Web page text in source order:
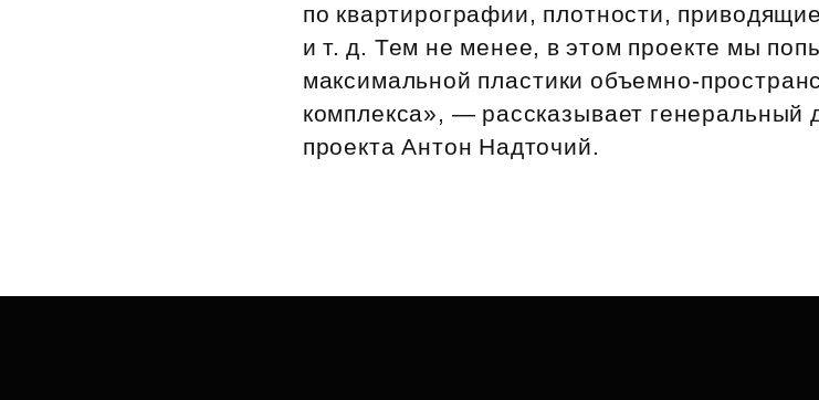
по квартирографии, плотности,
и т. д. Тем не менее, в этом проекте мы
максимальной пластики
комплекса», — рассказывает генеральный
проекта Антон Надточий.